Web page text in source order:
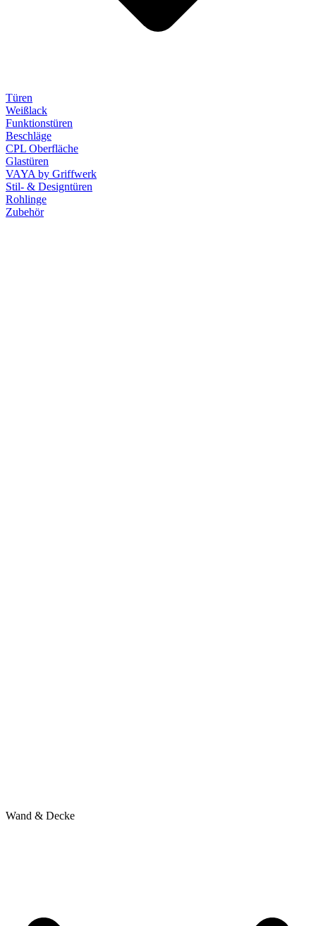
Türen
Weißlack
Funktionstüren
Beschläge
CPL Oberfläche
Glastüren
VAYA by Griffwerk
Stil- & Designtüren
Rohlinge
Zubehör
Wand & Decke